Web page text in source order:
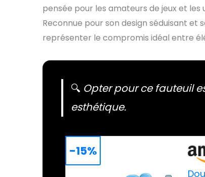
pensée pour les amateurs de jeux et
Reconnue pour son design séduisant
représenter le compromis idéal entre
🔍 Opter pour ce fauteuil
esthétique.
-15%